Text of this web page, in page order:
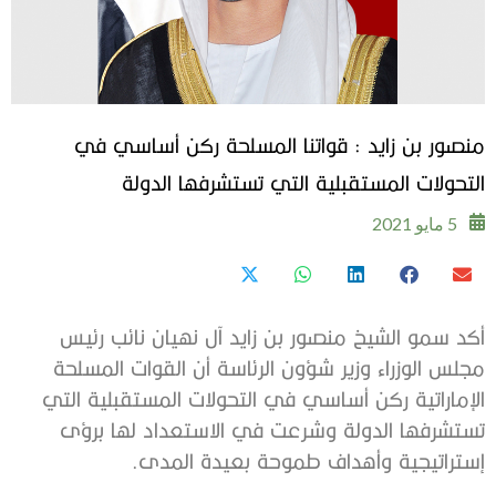
منصور بن زايد : قواتنا المسلحة ركن أساسي في
التحولات المستقبلية التي تستشرفها الدولة
5 مايو 2021
أكد سمو الشيخ منصور بن زايد آل نهيان نائب رئيس
مجلس الوزراء وزير شؤون الرئاسة أن القوات المسلحة
الإماراتية ركن أساسي في التحولات المستقبلية التي
تستشرفها الدولة وشرعت في الاستعداد لها برؤى
إستراتيجية وأهداف طموحة بعيدة المدى.